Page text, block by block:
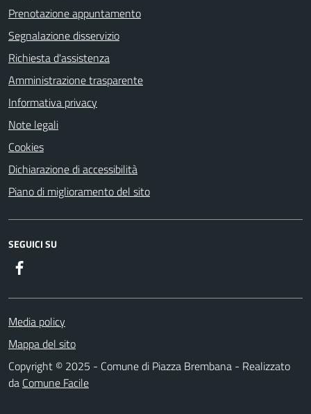
Prenotazione appuntamento
Segnalazione disservizio
Richiesta d'assistenza
Amministrazione trasparente
Informativa privacy
Note legali
Cookies
Dichiarazione di accessibilità
Piano di miglioramento del sito
SEGUICI SU
Media policy
Mappa del sito
Copyright © 2025 - Comune di Piazza Brembana - Realizzato
da Comune Facile